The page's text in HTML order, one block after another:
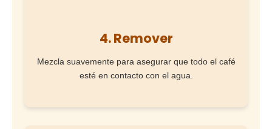
4. Remover
Mezcla suavemente para asegurar que todo el café
esté en contacto con el agua.